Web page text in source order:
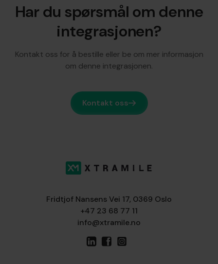
Har du spørsmål om denne
integrasjonen?
Kontakt oss for å bestille eller be om mer informasjon
om denne integrasjonen.
Kontakt oss
Fridtjof Nansens Vei 17, 0369 Oslo
+47 23 68 77 11
info@xtramile.no